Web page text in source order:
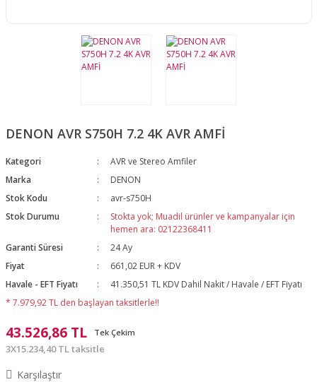
DENON AVR S750H 7.2 4K AVR AMFİ
Kategori
AVR ve Stereo Amfiler
Marka
DENON
Stok Kodu
avr-s750H
Stok Durumu
Stokta yok; Muadil ürünler ve kampanyalar için
hemen ara: 02122368411
Garanti Süresi
24 Ay
Fiyat
661,02 EUR + KDV
Havale - EFT Fiyatı
41.350,51 TL KDV Dahil Nakit / Havale / EFT Fiyatı
* 7.979,92 TL den başlayan taksitlerle!!
43.526,86 TL Tek Çekim
3X15.234,40 TL taksitle
Karşılaştır